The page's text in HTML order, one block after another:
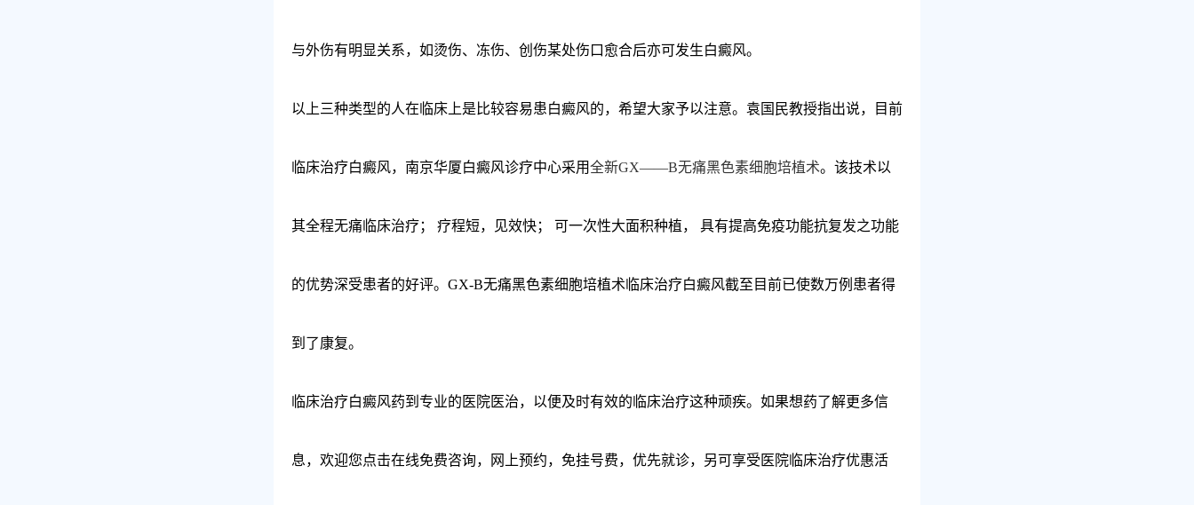
与外伤有明显关系，如烫伤、冻伤、创伤某处伤口愈合后亦可发生白癜风。
以上三种类型的人在临床上是比较容易患白癜风的，希望大家予以注意。袁国民教授指出说，目前
临床治疗白癜风，南京华厦白癜风诊疗中心采用全新GX——B无痛黑色素细胞培植术。 该技术以
其全程无痛临床治疗； 疗程短，见效快； 可一次性大面积种植， 具有提高免疫功能抗复发之功能
的优势深受患者的好评。GX-B无痛黑色素细胞培植术临床治疗白癜风截至目前已使数万例患者得
到了康复。
临床治疗白癜风药到专业的医院医治，以便及时有效的临床治疗这种顽疾。如果想药了解更多信
息，欢迎您点击在线免费咨询，网上预约，免挂号费，优先就诊，另可享受医院临床治疗优惠活